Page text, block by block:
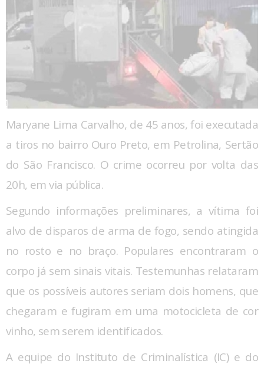
Maryane Lima Carvalho, de 45 anos, foi executada
a tiros no bairro Ouro Preto, em Petrolina, Sertão
do São Francisco. O crime ocorreu por volta das
20h, em via pública.
Segundo informações preliminares, a vítima foi
alvo de disparos de arma de fogo, sendo atingida
no rosto e no braço. Populares encontraram o
corpo já sem sinais vitais. Testemunhas relataram
que os possíveis autores seriam dois homens, que
chegaram e fugiram em uma motocicleta de cor
vinho, sem serem identificados.
A equipe do Instituto de Criminalística (IC) e do